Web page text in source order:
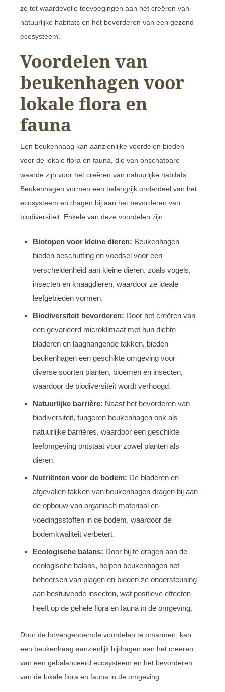
ze tot waardevolle toevoegingen aan het creëren van
natuurlijke habitats en het bevorderen van een gezond
ecosysteem.
Voordelen van
beukenhagen voor
lokale flora en
fauna
Een beukenhaag kan aanzienlijke voordelen bieden
voor de lokale flora en fauna, die van onschatbare
waarde zijn voor het creëren van natuurlijke habitats.
Beukenhagen vormen een belangrijk onderdeel van het
ecosysteem en dragen bij aan het bevorderen van
biodiversiteit. Enkele van deze voordelen zijn:
Biotopen voor kleine dieren: Beukenhagen
bieden beschutting en voedsel voor een
verscheidenheid aan kleine dieren, zoals vogels,
insecten en knaagdieren, waardoor ze ideale
leefgebieden vormen.
Biodiversiteit bevorderen: Door het creëren van
een gevarieerd microklimaat met hun dichte
bladeren en laaghangende takken, bieden
beukenhagen een geschikte omgeving voor
diverse soorten planten, bloemen en insecten,
waardoor de biodiversiteit wordt verhoogd.
Natuurlijke barrière: Naast het bevorderen van
biodiversiteit, fungeren beukenhagen ook als
natuurlijke barrières, waardoor een geschikte
leefomgeving ontstaat voor zowel planten als
dieren.
Nutriënten voor de bodem: De bladeren en
afgevallen takken van beukenhagen dragen bij aan
de opbouw van organisch materiaal en
voedingsstoffen in de bodem, waardoor de
bodemkwaliteit verbetert.
Ecologische balans: Door bij te dragen aan de
ecologische balans, helpen beukenhagen het
beheersen van plagen en bieden ze ondersteuning
aan bestuivende insecten, wat positieve effecten
heeft op de gehele flora en fauna in de omgeving.
Door de bovengenoemde voordelen te omarmen, kan
een beukenhaag aanzienlijk bijdragen aan het creëren
van een gebalanceerd ecosysteem en het bevorderen
van de lokale flora en fauna in de omgeving